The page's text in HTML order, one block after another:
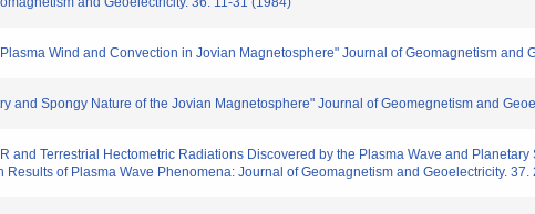
Wind and Convection in Jovian Magnetosphere" Journal of Geomagnetism and
and Spongy Nature of the Jovian Magnetosphere" Journal of Geomegnetism and
and Terrestrial Hectometric Radiations Discovered by the Plasma Wave and
of Plasma Wave Phenomena: Journal of Geomagnetism and Geoelectricity.